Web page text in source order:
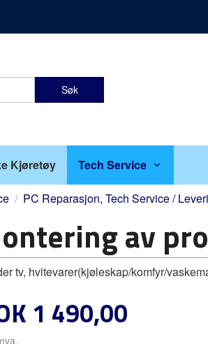
Søk
Kjøretøy Tech Service
PC Reparasjon, Tech Service /
av
tv, hvitevarer(kjøleskap/komfyr/
1 490,00